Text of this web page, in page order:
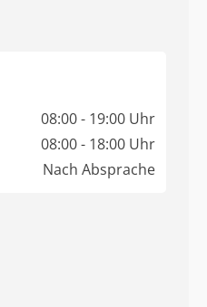
08:00 - 19:00 Uhr
08:00 - 18:00 Uhr
Nach Absprache